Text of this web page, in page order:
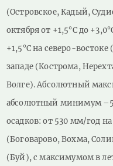
(Островское, Кадый,
октября от +1,5°С до
+1,5°С на северо-
западе (Кострома,
Волге). Абсолютный
абсолютный минимум
осадков: от 530 мм/год
(Боговарово, Вохма,
(Буй), с максимумом в